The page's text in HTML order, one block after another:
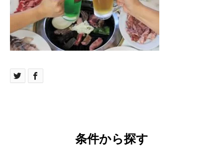
条件から探す